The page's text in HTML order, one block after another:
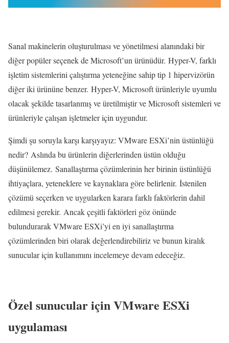
Sanal makinelerin oluşturulması ve yönetilmesi alanındaki bir
diğer popüler seçenek de Microsoft’un ürünüdür. Hyper-V, farklı
işletim sistemlerini çalıştırma yeteneğine sahip tip 1 hipervizörün
diğer iki ürününe benzer. Hyper-V, Microsoft ürünleriyle uyumlu
olacak şekilde tasarlanmış ve üretilmiştir ve Microsoft sistemleri ve
ürünleriyle çalışan işletmeler için uygundur.
Şimdi şu soruyla karşı karşıyayız: VMware ESXi’nin üstünlüğü
nedir? Aslında bu ürünlerin diğerlerinden üstün olduğu
düşünülemez. Sanallaştırma çözümlerinin her birinin üstünlüğü
ihtiyaçlara, yeteneklere ve kaynaklara göre belirlenir. İstenilen
çözümü seçerken ve uygularken karara farklı faktörlerin dahil
edilmesi gerekir. Ancak çeşitli faktörleri göz önünde
bulundurarak VMware ESXi’yi en iyi sanallaştırma
çözümlerinden biri olarak değerlendirebiliriz ve bunun kiralık
sunucular için kullanımını incelemeye devam edeceğiz.
Özel sunucular için VMware ESXi
uygulaması